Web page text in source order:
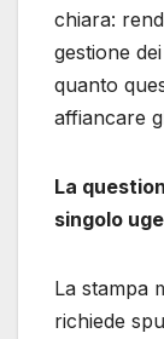
chiara:
gestione
quanto
affiancare
La
singolo
La stampa
richiede